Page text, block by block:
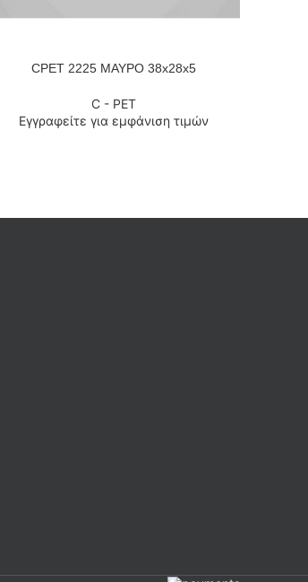
ΠΕΡΙΣΣΌΤΕΡΑ
CPET 2225 ΜΑΥΡΟ 38x28x5
C - PET
Εγγραφείτε για εμφάνιση τιμών